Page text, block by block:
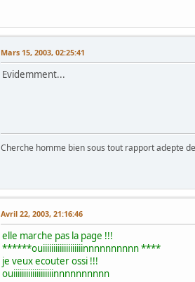
Mars 15, 2003, 02:25:41
Evidemment...
Cherche homme bien sous tout rapport adepte
Avril 22, 2003, 21:16:46
elle marche pas la page !!!
******ouiiiiiiiiiiiiiiiiiiinnnnnnnnnn ****
je veux ecouter ossi !!!
ouiiiiiiiiiiiiiiiiiiinnnnnnnnnn